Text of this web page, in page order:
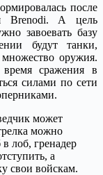
после
Brenodi. А цель
завоевать базу
будут танки,
оружия.
сражения в
силами по сети
может
можно
в лоб, гренадер
а
свои войскам.